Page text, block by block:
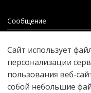
Сообщение
Прикрепить файл
Сайт использует
персонализации
пользования веб-
собой небольшие